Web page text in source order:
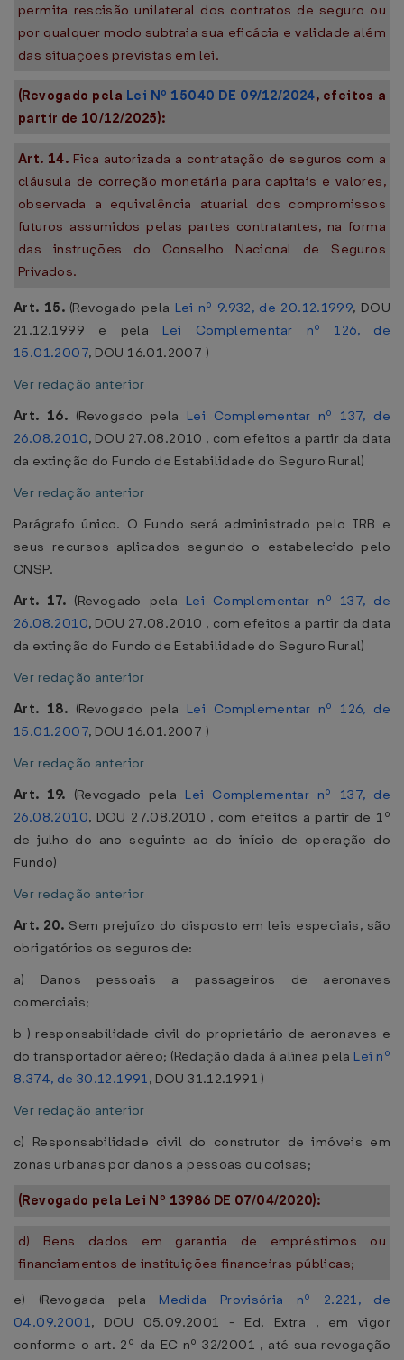
permita rescisão unilateral dos contratos de seguro ou
por qualquer modo subtraia sua eficácia e validade além
das situações previstas em lei.
(Revogado pela Lei Nº 15040 DE 09/12/2024, efeitos a
partir de 10/12/2025):
Art. 14. Fica autorizada a contratação de seguros com a
cláusula de correção monetária para capitais e valores,
observada a equivalência atuarial dos compromissos
futuros assumidos pelas partes contratantes, na forma
das instruções do Conselho Nacional de Seguros
Privados.
Art. 15. (Revogado pela Lei nº 9.932, de 20.12.1999, DOU
21.12.1999 e pela Lei Complementar nº 126, de
15.01.2007, DOU 16.01.2007 )
Ver redação anterior
Art. 16. (Revogado pela Lei Complementar nº 137, de
26.08.2010, DOU 27.08.2010 , com efeitos a partir da data
da extinção do Fundo de Estabilidade do Seguro Rural)
Ver redação anterior
Parágrafo único. O Fundo será administrado pelo IRB e
seus recursos aplicados segundo o estabelecido pelo
CNSP.
Art. 17. (Revogado pela Lei Complementar nº 137, de
26.08.2010, DOU 27.08.2010 , com efeitos a partir da data
da extinção do Fundo de Estabilidade do Seguro Rural)
Ver redação anterior
Art. 18. (Revogado pela Lei Complementar nº 126, de
15.01.2007, DOU 16.01.2007 )
Ver redação anterior
Art. 19. (Revogado pela Lei Complementar nº 137, de
26.08.2010, DOU 27.08.2010 , com efeitos a partir de 1º
de julho do ano seguinte ao do início de operação do
Fundo)
Ver redação anterior
Art. 20. Sem prejuízo do disposto em leis especiais, são
obrigatórios os seguros de:
a) Danos pessoais a passageiros de aeronaves
comerciais;
b ) responsabilidade civil do proprietário de aeronaves e
do transportador aéreo; (Redação dada à alínea pela Lei nº
8.374, de 30.12.1991, DOU 31.12.1991 )
Ver redação anterior
c) Responsabilidade civil do construtor de imóveis em
zonas urbanas por danos a pessoas ou coisas;
(Revogado pela Lei Nº 13986 DE 07/04/2020):
d) Bens dados em garantia de empréstimos ou
financiamentos de instituições financeiras públicas;
e) (Revogada pela Medida Provisória nº 2.221, de
04.09.2001, DOU 05.09.2001 - Ed. Extra , em vigor
conforme o art. 2º da EC nº 32/2001 , até sua revogação